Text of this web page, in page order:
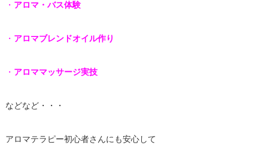
・ アロマ・バス体験
・ アロマブレンドオイル作り
・ アロママッサージ実技
などなど・・・
アロマテラピー初心者さんにも安心して